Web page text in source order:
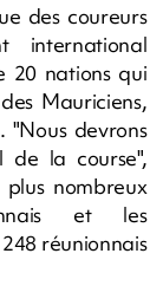
des coureurs
international
20 nations qui
Mauriciens,
"Nous devrons
de la course",
nombreux
et les
réunionnais